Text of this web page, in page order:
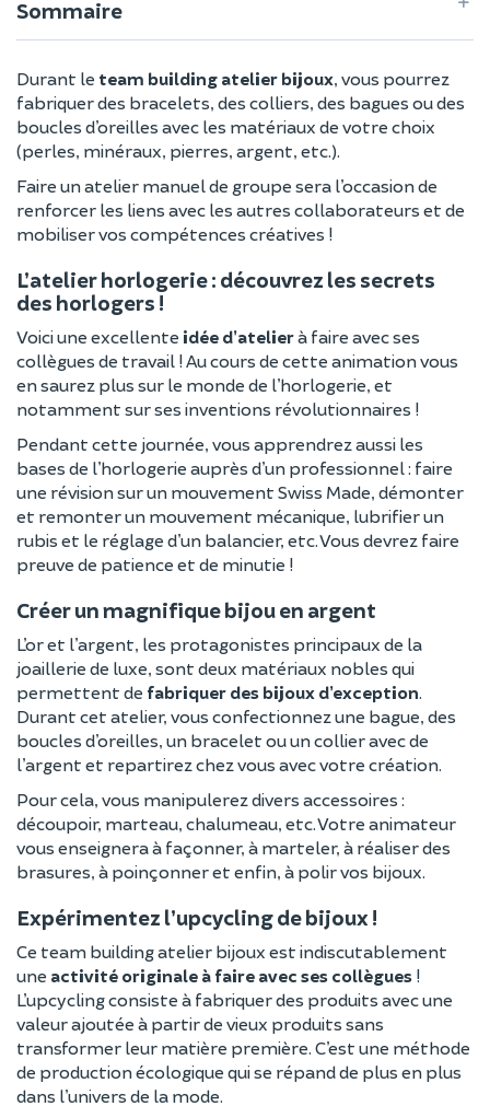
Sommaire
Durant le team building atelier bijoux, vous pourrez
fabriquer des bracelets, des colliers, des bagues ou des
boucles d’oreilles avec les matériaux de votre choix
(perles, minéraux, pierres, argent, etc.).
Faire un atelier manuel de groupe sera l’occasion de
renforcer les liens avec les autres collaborateurs et de
mobiliser vos compétences créatives !
L’atelier horlogerie : découvrez les secrets
des horlogers !
Voici une excellente idée d’atelierà faire avec ses
collègues de travail ! Au cours de cette animation vous
en saurez plus sur le monde de l’horlogerie, et
notamment sur ses inventions révolutionnaires !
Pendant cette journée, vous apprendrez aussi les
bases de l’horlogerie auprès d’un professionnel : faire
une révision sur un mouvement Swiss Made, démonter
et remonter un mouvement mécanique, lubrifier un
rubis et le réglage d’un balancier, etc. Vous devrez faire
preuve de patience et de minutie !
Créer un magnifique bijou en argent
L’or et l’argent, les protagonistes principaux de la
joaillerie de luxe, sont deux matériaux nobles qui
permettent de fabriquer des bijoux d’exception.
Durant cet atelier, vous confectionnez une bague, des
boucles d’oreilles, un bracelet ou un collier avec de
l’argent et repartirez chez vous avec votre création.
Pour cela, vous manipulerez divers accessoires :
découpoir, marteau, chalumeau, etc. Votre animateur
vous enseignera à façonner, à marteler, à réaliser des
brasures, à poinçonner et enfin, à polir vos bijoux.
Expérimentez l’upcycling de bijoux !
Ce team building atelier bijoux est indiscutablement
une activité originale à faire avec ses collègues !
L’upcycling consiste à fabriquer des produits avec une
valeur ajoutée à partir de vieux produits sans
transformer leur matière première. C’est une méthode
de production écologique qui se répand de plus en plus
dans l’univers de la mode.